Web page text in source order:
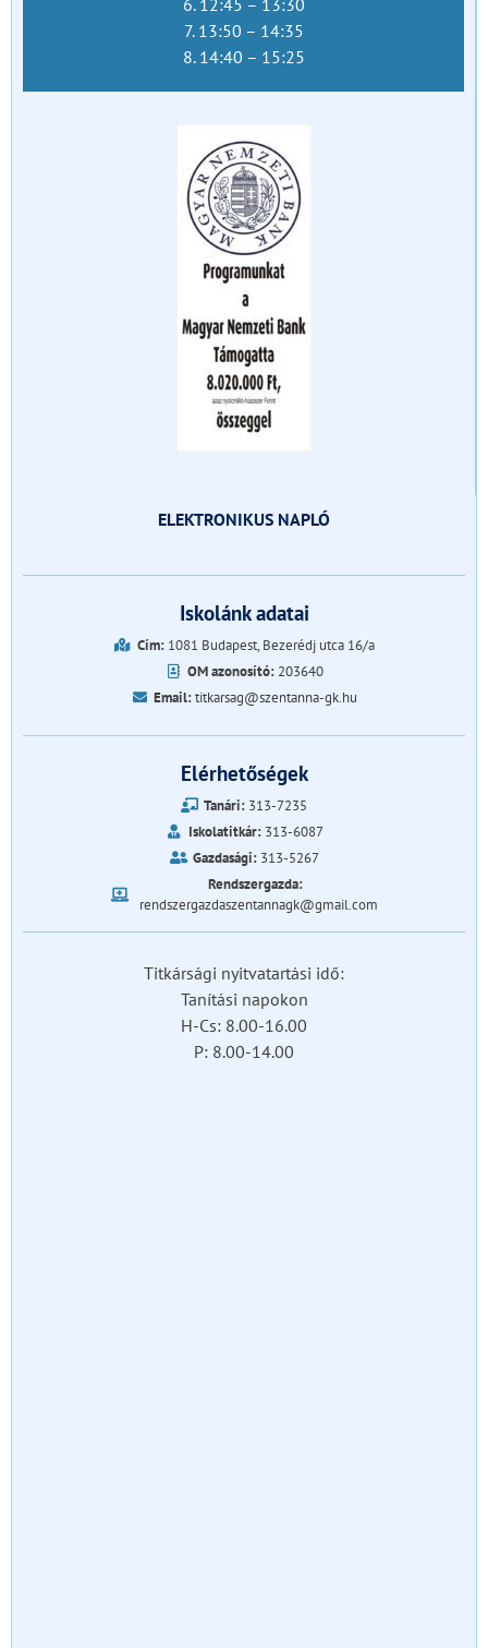
7. 13:50 – 14:35
8. 14:40 – 15:25
ELEKTRONIKUS NAPLÓ
Iskolánk adatai
Cím:1081 Budapest, Bezerédj utca 16/a
OM azonosító: 203640
Email:titkarsag@szentanna-gk.hu
Elérhetőségek
Tanári: 313-7235
Iskolatitkár:313-6087
Gazdasági:313-5267
Rendszergazda:
rendszergazdaszentannagk@gmail.com
Titkársági nyitvatartási idő:
Tanítási napokon
H-Cs: 8.00-16.00
P: 8.00-14.00